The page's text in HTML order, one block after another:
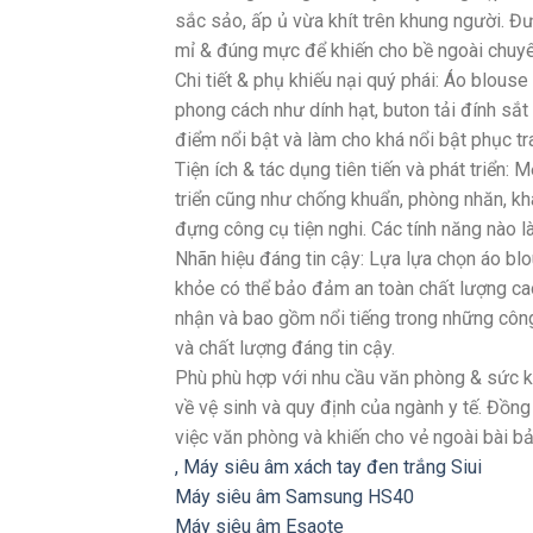
sắc sảo, ấp ủ vừa khít trên khung người.
mỉ & đúng mực để khiến cho bề ngoài
Chi tiết & phụ khiếu nại quý phái: Áo
phong cách như dính hạt, buton tải đính
điểm nổi bật và làm cho khá nổi bật phục
Tiện ích & tác dụng tiên tiến và phát triển:
triển cũng như chống khuẩn, phòng nhăn,
đựng công cụ tiện nghi. Các tính năng nào
Nhãn hiệu đáng tin cậy: Lựa lựa chọn áo
khỏe có thể bảo đảm an toàn chất lượng
nhận và bao gồm nổi tiếng trong những
và chất lượng đáng tin cậy.
Phù phù hợp với nhu cầu văn phòng &
về vệ sinh và quy định của ngành y tế.
việc văn phòng và khiến cho vẻ ngoài bài
, Máy siêu âm xách tay đen trắng Siui
Máy siêu âm Samsung HS40
Máy siêu âm Esaote